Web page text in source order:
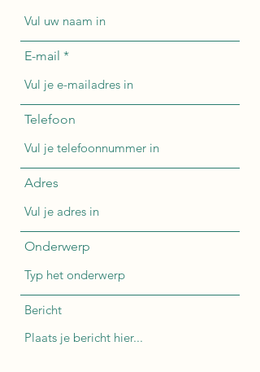
E-mail
Telefoon
Adres
Onderwerp
Bericht